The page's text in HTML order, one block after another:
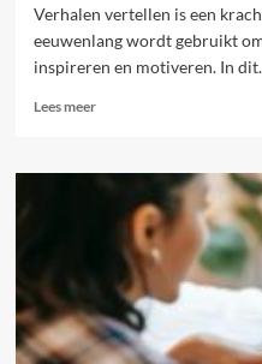
Verhalen vertellen is een
eeuwenlang wordt gebruikt
inspireren en motiveren. In
Lees meerLees
Verhalen
verras
bijzonder
cadeau
en